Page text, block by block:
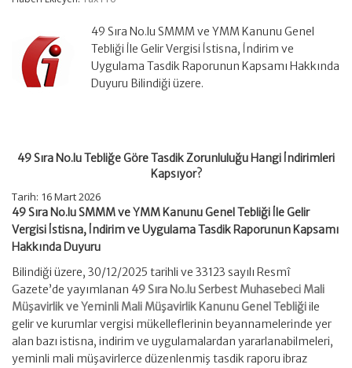
Tasdik
Hangi
İndirimleri
Kapsıyor?
49 Sıra No.lu SMMM ve YMM Kanunu Genel
Tebliği İle Gelir Vergisi İstisna, İndirim ve
Uygulama Tasdik Raporunun Kapsamı Hakkında
Duyuru Bilindiği üzere.
49 Sıra No.lu Tebliğe Göre Tasdik Zorunluluğu Hangi İndirimleri
Kapsıyor?
Tarih: 16 Mart 2026
49 Sıra No.lu SMMM ve YMM Kanunu Genel Tebliği İle Gelir
Vergisi İstisna, İndirim ve Uygulama Tasdik Raporunun Kapsamı
Hakkında Duyuru
Bilindiği üzere, 30/12/2025 tarihli ve 33123 sayılı Resmî
Gazete’de yayımlanan 49 Sıra No.lu Serbest Muhasebeci Mali
Müşavirlik ve Yeminli Mali Müşavirlik Kanunu Genel Tebliğiile
gelir ve kurumlar vergisi mükelleflerinin beyannamelerinde yer
alan bazı istisna, indirim ve uygulamalardan yararlanabilmeleri,
yeminli mali müşavirlerce düzenlenmiş tasdik raporu ibraz